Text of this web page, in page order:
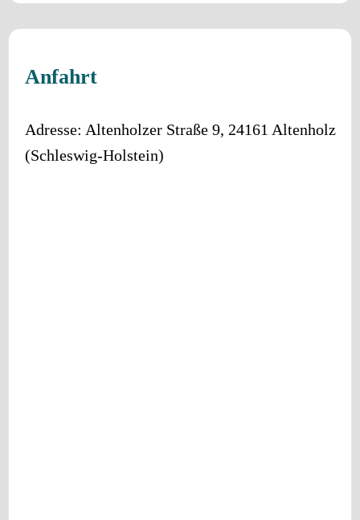
Anfahrt
Adresse: Altenholzer Straße 9, 24161 Altenholz
(Schleswig-Holstein)